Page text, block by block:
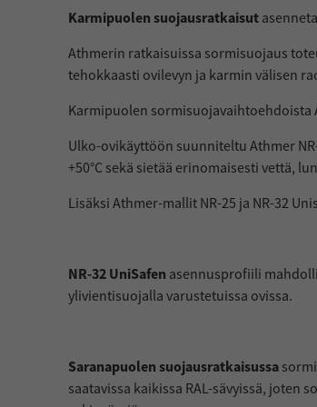
Karmipuolen suojausratkaisut
Athmerin ratkaisuissa sormisuojaus
tehokkaasti ovilevyn ja karmin välisen
Karmipuolen sormisuojavaihtoehdoista
Ulko-ovikäyttöön suunniteltu Athmer
+50°C sekä sietää erinomaisesti vettä,
Lisäksi Athmer-mallit NR-25 ja NR-32
NR-32 UniSafen asennusprofiili
ylivientisuojalla varustetuissa ovissa.
Saranapuolen suojausratkaisussa
saatavissa kaikissa RAL-sävyissä,